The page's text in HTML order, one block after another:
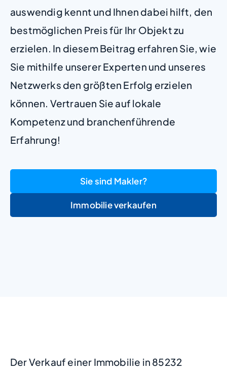
auswendig kennt und Ihnen dabei hilft, den
bestmöglichen Preis für Ihr Objekt zu
erzielen. In diesem Beitrag erfahren Sie, wie
Sie mithilfe unserer Experten und unseres
Netzwerks den größten Erfolg erzielen
können. Vertrauen Sie auf lokale
Kompetenz und branchenführende
Erfahrung!
Sie sind Makler?
Immobilie verkaufen
Der Verkauf einer Immobilie in 85232